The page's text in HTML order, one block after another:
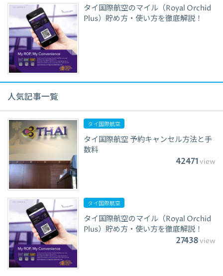
タイ国際航空のマイル（Royal Orchid
Plus）貯め方・使い方を徹底解説！
人気記事一覧
タイ国際航空
タイ国際航空 予約キャンセル方法と手
数料
42471view
タイ国際航空
タイ国際航空のマイル（Royal Orchid
Plus）貯め方・使い方を徹底解説！
27438view